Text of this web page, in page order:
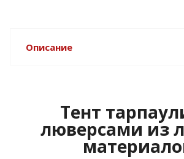
Описание
Тент
люверсами из